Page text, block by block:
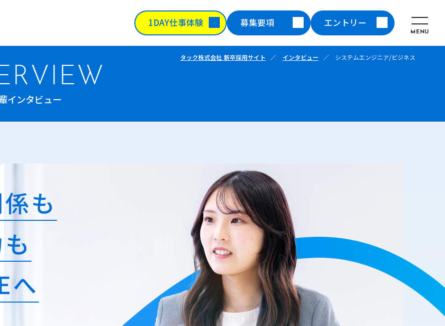
1DAY仕事体験 募集要項 エントリー
タック株式会社 新卒採用サイト インタビュー システムエンジニア/ビジネス
インタビュー
も
へ